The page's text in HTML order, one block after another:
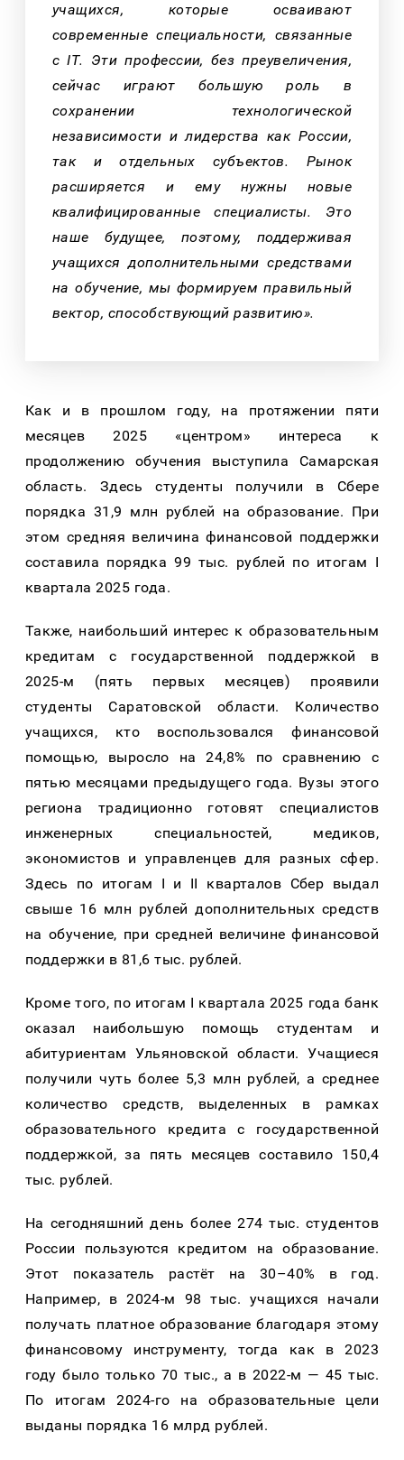
учащихся, которые осваивают
современные специальности, связанные
сIT. Эти профессии, без преувеличения,
сейчас играют большую роль в
сохранении технологической
независимости и лидерства как России,
так и отдельных субъектов. Рынок
расширяется и ему нужны новые
квалифицированные специалисты. Это
наше будущее, поэтому, поддерживая
учащихся дополнительными средствами
на обучение, мы формируем правильный
вектор, способствующий развитию».
Как и в прошлом году, на протяжении пяти
месяцев 2025 «центром» интереса к
продолжению обучения выступила Самарская
область. Здесь студенты получили в Сбере
порядка 31,9 млн рублей на образование. При
этом средняя величина финансовой поддержки
составила порядка 99 тыс. рублей по итогам I
квартала 2025 года.
Также, наибольший интерес к образовательным
кредитам с государственной поддержкой в
2025-м (пять первых месяцев) проявили
студенты Саратовской области. Количество
учащихся, кто воспользовался финансовой
помощью, выросло на 24,8% по сравнению с
пятью месяцами предыдущего года. Вузы этого
региона традиционно готовят специалистов
инженерных специальностей, медиков,
экономистов и управленцев для разных сфер.
Здесь по итогам I и II
кварталов Сбер выдал
свыше 16 млн рублей дополнительных средств
на обучение, при средней величине финансовой
поддержки в 81,6 тыс. рублей.
Кроме того, по итогам I квартала 2025 года банк
оказал наибольшую помощь студентам и
абитуриентам Ульяновской области. Учащиеся
получили чуть более 5,3 млн рублей, а среднее
количество средств, выделенных в рамках
образовательного кредита с государственной
поддержкой, за пять месяцев составило 150,4
тыс. рублей.
На сегодняшний день более 274 тыс. студентов
России пользуются кредитом на образование.
Этот показатель растёт на 30–40% в год.
Например, в 2024-м 98 тыс. учащихся начали
получать платное образование благодаря этому
финансовому инструменту, тогда как в 2023
году было только 70 тыс., а в 2022-м — 45 тыс.
По итогам 2024-го на образовательные цели
выданы порядка 16 млрд рублей.